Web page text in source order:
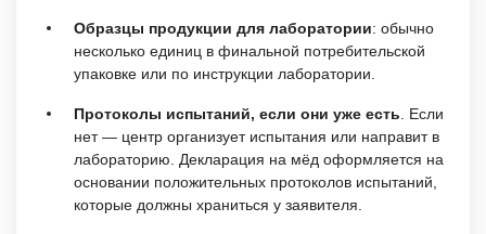
Образцы продукции для лаборатории: обычно
несколько единиц в финальной потребительской
упаковке или по инструкции лаборатории.
Протоколы испытаний, если они уже есть. Если
нет — центр организует испытания или направит в
лабораторию. Декларация на мёд оформляется на
основании положительных протоколов испытаний,
которые должны храниться у заявителя.